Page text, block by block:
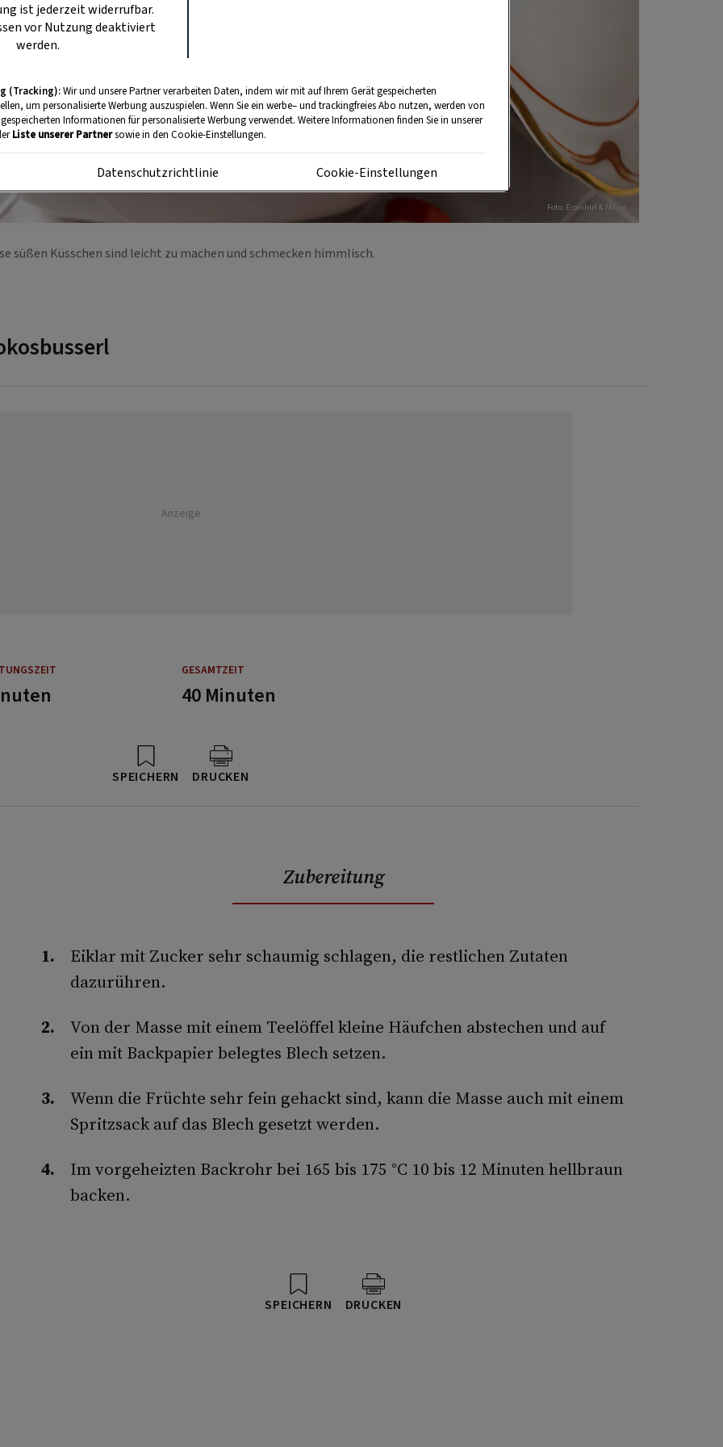
Foto: Eisenhut & Mayer
süßen Küsschen sind leicht zu machen und schmecken himmlisch.
Anzeige
GESAMTZEIT
40 Minuten
SPEICHERN DRUCKEN
Zubereitung
Eiklar mit Zucker sehr schaumig schlagen, die restlichen Zutaten
dazurühren.
Von der Masse mit einem Teelöffel kleine Häufchen abstechen und auf
ein mit Backpapier belegtes Blech setzen.
Wenn die Früchte sehr fein gehackt sind, kann die Masse auch mit einem
Spritzsack auf das Blech gesetzt werden.
Im vorgeheizten Backrohr bei 165 bis 175 °C 10 bis 12 Minuten hellbraun
backen.
SPEICHERN DRUCKEN
ist jederzeit widerrufbar.
vor Nutzung deaktiviert
werden.
(Tracking):Wir und unsere Partner verarbeiten Daten, indem wir mit auf Ihrem Gerät gespeicherten
um personalisierte Werbung auszuspielen. Wenn Sie ein werbe– und trackingfreies Abo nutzen, werden von
Informationen für personalisierte Werbung verwendet. Weitere Informationen finden Sie in unserer
Liste unserer Partnersowie in den Cookie-Einstellungen.
Datenschutzrichtlinie Cookie-Einstellungen